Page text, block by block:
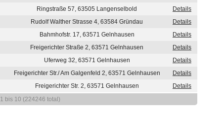
Ringstraße 57, 63505 Langenselbold
Details
Rudolf Walther Strasse 4, 63584 Gründau
Details
Bahmhofstr. 17, 63571 Gelnhausen
Details
Freigerichter Straße 2, 63571 Gelnhausen
Details
Uferweg 32, 63571 Gelnhausen
Details
Freigerichter Str./ Am Galgenfeld 2, 63571 Gelnhausen
Details
Freigerichter Str. 2, 63571 Gelnhausen
Details
1 bis 10 (224246 total)